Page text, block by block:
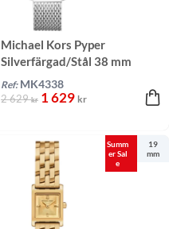
Michael Kors Pyper
Silverfärgad/Stål 38 mm
Ref: MK4338
2 629kr 1 629 kr
Summ
er Sal
e
19
mm